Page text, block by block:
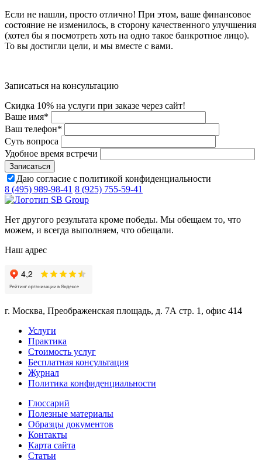
Если не нашли, просто отлично! При этом, ваше финансовое
состояние не изменилось, в сторону качественного улучшения
(хотел бы я посмотреть хоть на одно такое банкротное лицо).
То вы достигли цели, и мы вместе с вами.
Записаться на консультацию
Скидка 10% на услуги при заказе через сайт!
Ваше имя*
Ваш телефон*
Суть вопроса
Удобное время встречи
Даю согласие с политикой конфиденциальности
8 (495) 989-98-41 8 (925) 755-59-41
Нет другого результата кроме победы. Мы обещаем то, что
можем, и всегда выполняем, что обещали.
Наш адрес
г. Москва, Преображенская площадь, д. 7А стр. 1, офис 414
Услуги
Практика
Стоимость услуг
Бесплатная консультация
Журнал
Политика конфиденциальности
Глоссарий
Полезные материалы
Образцы документов
Контакты
Карта сайта
Статьи